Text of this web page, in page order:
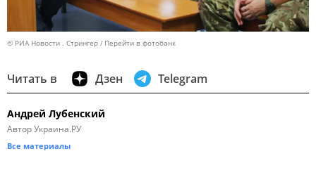
© РИА Новости . Стрингер Перейти в фотобанк
Читать в Дзен Telegram
Андрей Лубенский
Автор Украина.РУ
Все материалы